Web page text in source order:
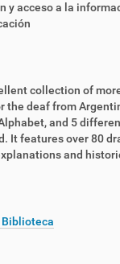
y acceso a la
collection of
the deaf from
and 5
It features over 80
and
Biblioteca